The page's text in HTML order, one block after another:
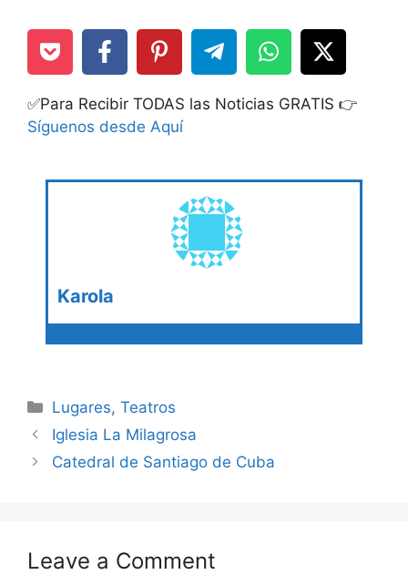
✅Para Recibir TODAS las Noticias GRATIS 👉
Síguenos desde Aquí
Karola
Categories
Lugares,Teatros
Iglesia La Milagrosa
Catedral de Santiago de Cuba
Leave a Comment